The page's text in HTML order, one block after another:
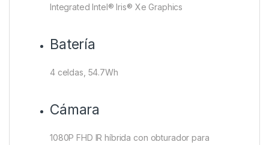
Integrated Intel® Iris® Xe Graphics
Batería
4 celdas, 54.7Wh
Cámara
1080P FHD IR híbrida con obturador para